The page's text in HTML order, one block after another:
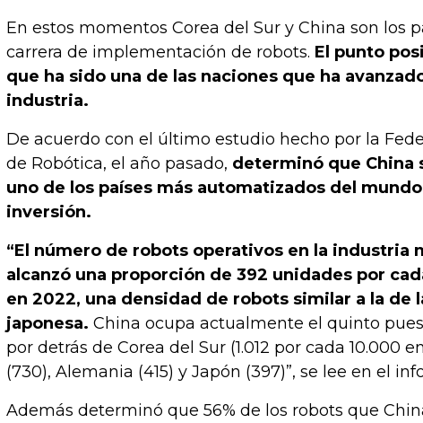
En estos momentos Corea del Sur y China son los
carrera de implementación de robots. El punto
que ha sido una de las naciones que ha
industria.
De acuerdo con el último estudio hecho por la
de Robótica, el año pasado, determinó que China
uno de los países más automatizados del
inversión.
“El número de robots operativos en la industria
alcanzó una proporción de 392 unidades por
en 2022, una densidad de robots similar a la de
japonesa. China ocupa actualmente el quinto
por detrás de Corea del Sur (1.012 por cada 10.000
(730), Alemania (415) y Japón (397)”, se lee en el
Además determinó que 56% de los robots que